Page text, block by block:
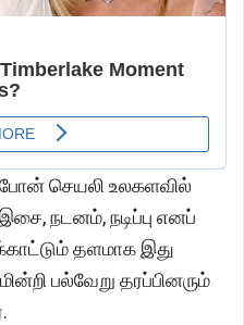
செயலி உலகளவில்
நடனம், நடிப்பு எனப்
தளமாக இது
பல்வேறு தரப்பினரும்